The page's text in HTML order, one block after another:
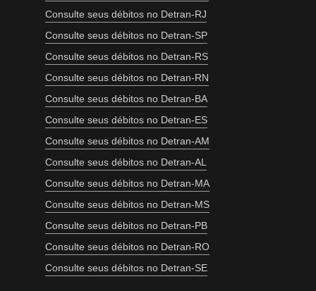
Consulte seus débitos no Detran-RJ
Consulte seus débitos no Detran-SP
Consulte seus débitos no Detran-RS
Consulte seus débitos no Detran-RN
Consulte seus débitos no Detran-BA
Consulte seus débitos no Detran-ES
Consulte seus débitos no Detran-AM
Consulte seus débitos no Detran-AL
Consulte seus débitos no Detran-MA
Consulte seus débitos no Detran-MS
Consulte seus débitos no Detran-PB
Consulte seus débitos no Detran-RO
Consulte seus débitos no Detran-SE